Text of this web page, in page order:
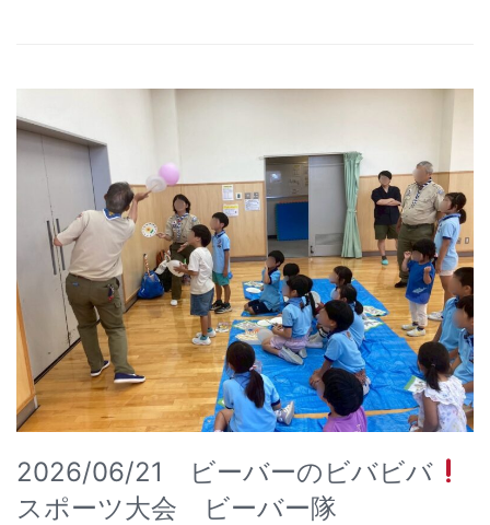
2026/06/21 ビーバーのビバビバ
スポーツ大会 ビーバー隊